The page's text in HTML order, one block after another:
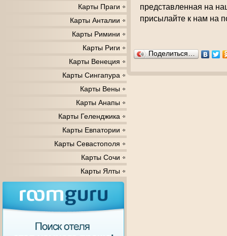
представленная на
присылайте к нам на
Поделиться…
Карты Праги
Карты Анталии
Карты Римини
Карты Риги
Карты Венеция
Карты Сингапура
Карты Вены
Карты Анапы
Карты Геленджика
Карты Евпатории
Карты Севастополя
Карты Сочи
Карты Ялты